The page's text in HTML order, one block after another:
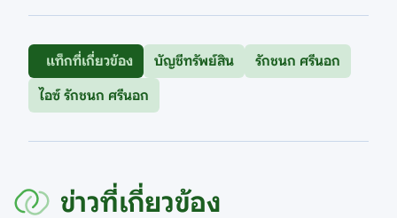
แท็กที่เกี่ยวข้อง บัญชีทรัพย์สิน
รักชนก ศรีนอก
ไอซ์ รักชนก ศรีนอก
ข่าวที่เกี่ยวข้อง